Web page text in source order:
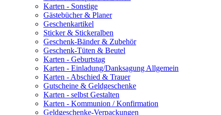
Karten - Sonstige
Gästebücher & Planer
Geschenkartikel
Sticker & Stickeralben
Geschenk-Bänder & Zubehör
Geschenk-Tüten & Beutel
Karten - Geburtstag
Karten - Einladung/Danksagung Allgemein
Karten - Abschied & Trauer
Gutscheine & Geldgeschenke
Karten - selbst Gestalten
Karten - Kommunion / Konfirmation
Geldgeschenke-Verpackungen